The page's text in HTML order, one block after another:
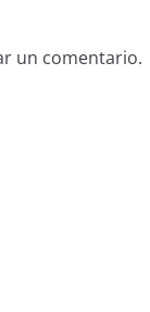
un comentario.